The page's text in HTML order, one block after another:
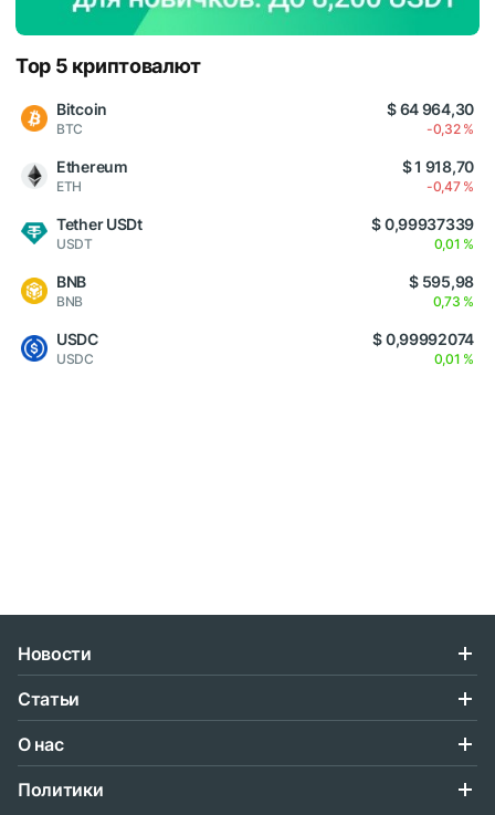
Top 5 криптовалют
Bitcoin
BTC
$ 64 964,30
-0,32 %
Ethereum
ETH
$ 1 918,70
-0,47 %
Tether USDt
USDT
$ 0,99937339
0,01 %
BNB
BNB
$ 595,98
0,73 %
USDC
USDC
$ 0,99992074
0,01 %
Новости
Статьи
О нас
Политики